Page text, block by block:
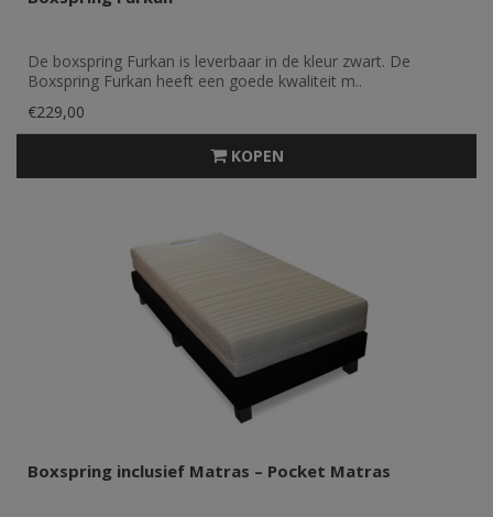
De boxspring Furkan is leverbaar in de kleur zwart. De
Boxspring Furkan heeft een goede kwaliteit m..
€229,00
KOPEN
Boxspring inclusief Matras – Pocket Matras